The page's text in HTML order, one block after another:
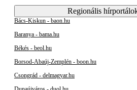
Regionális
Bács-Kiskun - baon.hu
Baranya - bama.hu
Békés - beol.hu
Borsod-Abaúj-Zemplén - boon.hu
Csongrád - delmagyar.hu